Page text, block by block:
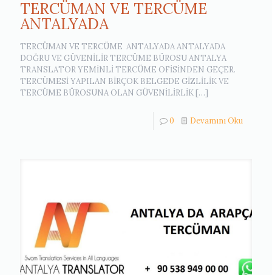
TERCÜMAN VE TERCÜME
ANTALYADA
TERCÜMAN VE TERCÜME ANTALYADA ANTALYADA
DOĞRU VE GÜVENİLİR TERCÜME BÜROSU ANTALYA
TRANSLATOR YEMİNLİ TERCÜME OFİSİNDEN GEÇER.
TERCÜMESİ YAPILAN BİRÇOK BELGEDE GİZLİLİK VE
TERCÜME BÜROSUNA OLAN GÜVENİLİRLİK […]
0 Devamını Oku